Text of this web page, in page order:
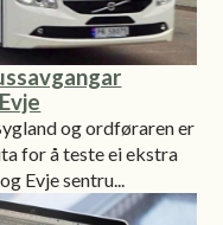
og ordføraren er
for å teste ei ekstra
Evje sentru...